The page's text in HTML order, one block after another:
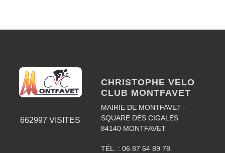
662997 VISITES
CHRISTOPHE VELO
CLUB MONTFAVET
MAIRIE DE MONTFAVET -
SQUARE DES CIGALES
84140 MONTFAVET
TÉL. : 06 87 64 89 78